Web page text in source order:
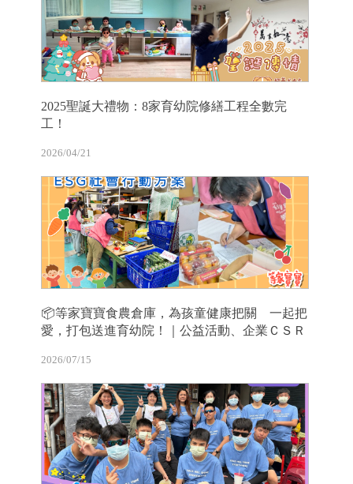
2025聖誕大禮物：8家育幼院修繕工程全數完
工！
2026/04/21
📦等家寶寶食農倉庫，為孩童健康把關 一起把
愛，打包送進育幼院！｜公益活動、企業ＣＳＲ
2026/07/15